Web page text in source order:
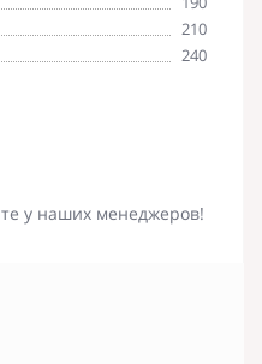
210
240
у наших менеджеров!